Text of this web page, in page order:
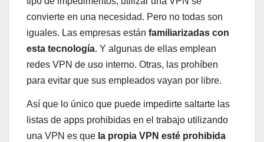
convierte en una necesidad. Pero no todas son
iguales. Las empresas están familiarizadas con
esta tecnología. Y algunas de ellas emplean
redes VPN de uso interno. Otras, las prohíben
para evitar que sus empleados vayan por libre.
Así que lo único que puede impedirte saltarte las
listas de apps prohibidas en el trabajo utilizando
una VPN es que la propia VPN esté prohibida